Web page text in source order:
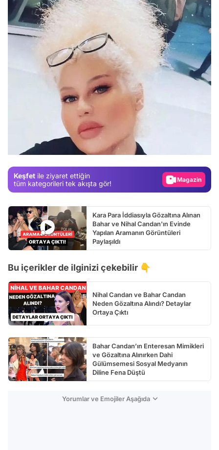
Keşfet ile ziyaret ettiğin
tüm kategorileri tek akışta gör!
Video
Kara Para İddiasıyla Gözaltına Alınan
Bahar ve Nihal Candan'ın Evinde
Yapılan Aramanın Görüntüleri
Paylaşıldı
Bu içerikler de ilginizi çekebilir 👇
Nihal Candan ve Bahar Candan
Neden Gözaltına Alındı? Detaylar
Ortaya Çıktı
Bahar Candan’ın Enteresan Mimikleri
ve Gözaltına Alınırken Dahi
Gülümsemesi Sosyal Medyanın
Diline Fena Düştü
Yorumlar ve Emojiler Aşağıda